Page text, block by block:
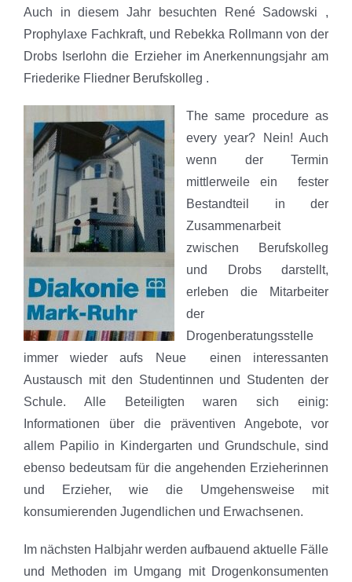
Auch in diesem Jahr besuchten René Sadowski ,
Prophylaxe Fachkraft, und Rebekka Rollmann von der
Drobs Iserlohn die Erzieher im Anerkennungsjahr am
Friederike Fliedner Berufskolleg .
The same procedure as
every year? Nein! Auch
wenn der Termin
mittlerweile ein fester
Bestandteil in der
Zusammenarbeit
zwischen Berufskolleg
und Drobs darstellt,
erleben die Mitarbeiter
der
Drogenberatungsstelle
immer wieder aufs Neue einen interessanten
Austausch mit den Studentinnen und Studenten der
Schule. Alle Beteiligten waren sich einig:
Informationen über die präventiven Angebote, vor
allem Papilio in Kindergarten und Grundschule, sind
ebenso bedeutsam für die angehenden Erzieherinnen
und Erzieher, wie die Umgehensweise mit
konsumierenden Jugendlichen und Erwachsenen.
Im nächsten Halbjahr werden aufbauend aktuelle Fälle
und Methoden im Umgang mit Drogenkonsumenten